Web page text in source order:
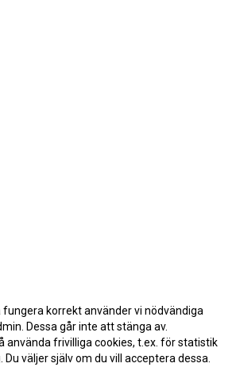
fungera korrekt använder vi nödvändiga
Dessa går inte att stänga av.
använda frivilliga cookies, t.ex. för statistik
väljer själv om du vill acceptera dessa.